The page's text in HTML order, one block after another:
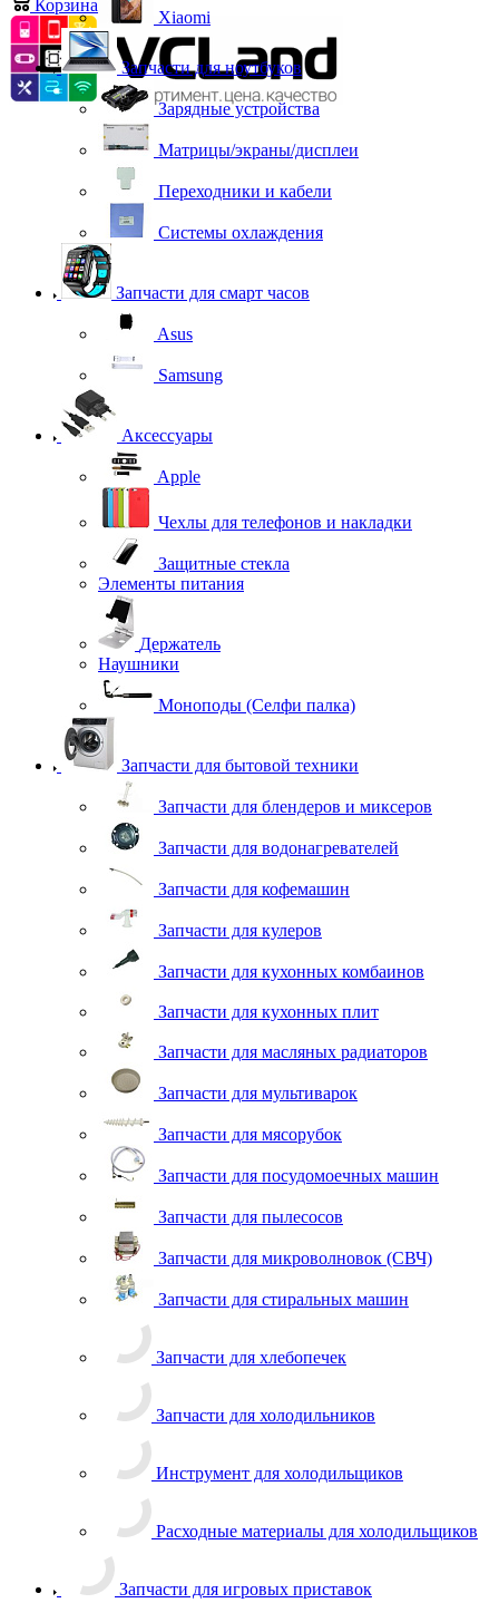
Корзина
Xiaomi
Запчасти для ноутбуков
Зарядные устройства
Матрицы/экраны/дисплеи
Переходники и кабели
Системы охлаждения
Запчасти для смарт часов
Asus
Samsung
Аксессуары
Apple
Чехлы для телефонов и накладки
Защитные стекла
Элементы питания
Держатель
Наушники
Моноподы (Селфи палка)
Запчасти для бытовой техники
Запчасти для блендеров и миксеров
Запчасти для водонагревателей
Запчасти для кофемашин
Запчасти для кулеров
Запчасти для кухонных комбаинов
Запчасти для кухонных плит
Запчасти для масляных радиаторов
Запчасти для мультиварок
Запчасти для мясорубок
Запчасти для посудомоечных машин
Запчасти для пылесосов
Запчасти для микроволновок (СВЧ)
Запчасти для стиральных машин
Запчасти для хлебопечек
Запчасти для холодильников
Инструмент для холодильщиков
Расходные материалы для холодильщиков
Запчасти для игровых приставок